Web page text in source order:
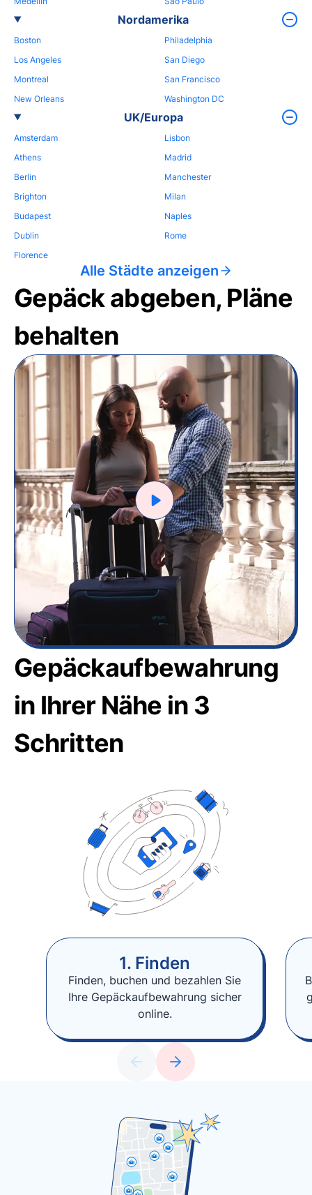
Nordamerika
Boston
Los Angeles
Montreal
New Orleans
Philadelphia
San Diego
San Francisco
Washington DC
UK/Europa
Amsterdam
Athens
Berlin
Brighton
Budapest
Dublin
Florence
Lisbon
Madrid
Manchester
Milan
Naples
Rome
Alle Städte anzeigen
Gepäck abgeben, Pläne
behalten
Gepäckaufbewahrung
in Ihrer Nähe in 3
Schritten
1. Finden
Finden, buchen und bezahlen Sie
Ihre Gepäckaufbewahrung sicher
online.